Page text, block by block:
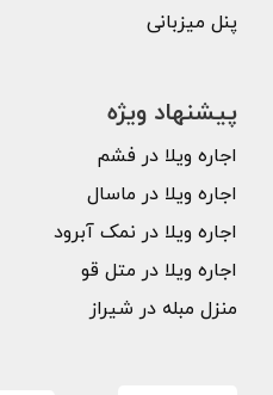
پنل میزبانی
پیشنهاد ویژه
اجاره ویلا در فشم
اجاره ویلا در ماسال
اجاره ویلا در نمک آبرود
اجاره ویلا در متل قو
منزل مبله در شیراز